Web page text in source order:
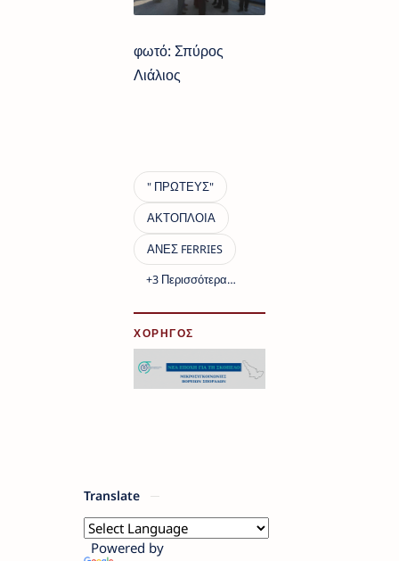
φωτό: Σπύρος
Λιάλιος
ΧΟΡΗΓΟΣ
Translate
Powered by